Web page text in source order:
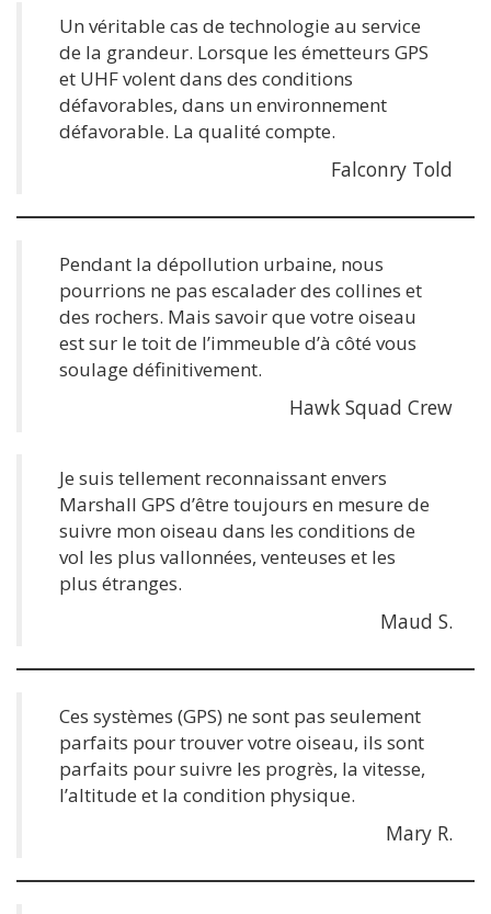
Un véritable cas de technologie au service
de la grandeur. Lorsque les émetteurs GPS
et UHF volent dans des conditions
défavorables, dans un environnement
défavorable. La qualité compte.
Falconry Told
Pendant la dépollution urbaine, nous
pourrions ne pas escalader des collines et
des rochers. Mais savoir que votre oiseau
est sur le toit de l’immeuble d’à côté vous
soulage définitivement.
Hawk Squad Crew
Je suis tellement reconnaissant envers
Marshall GPS d’être toujours en mesure de
suivre mon oiseau dans les conditions de
vol les plus vallonnées, venteuses et les
plus étranges.
Maud S.
Ces systèmes (GPS) ne sont pas seulement
parfaits pour trouver votre oiseau, ils sont
parfaits pour suivre les progrès, la vitesse,
l’altitude et la condition physique.
Mary R.